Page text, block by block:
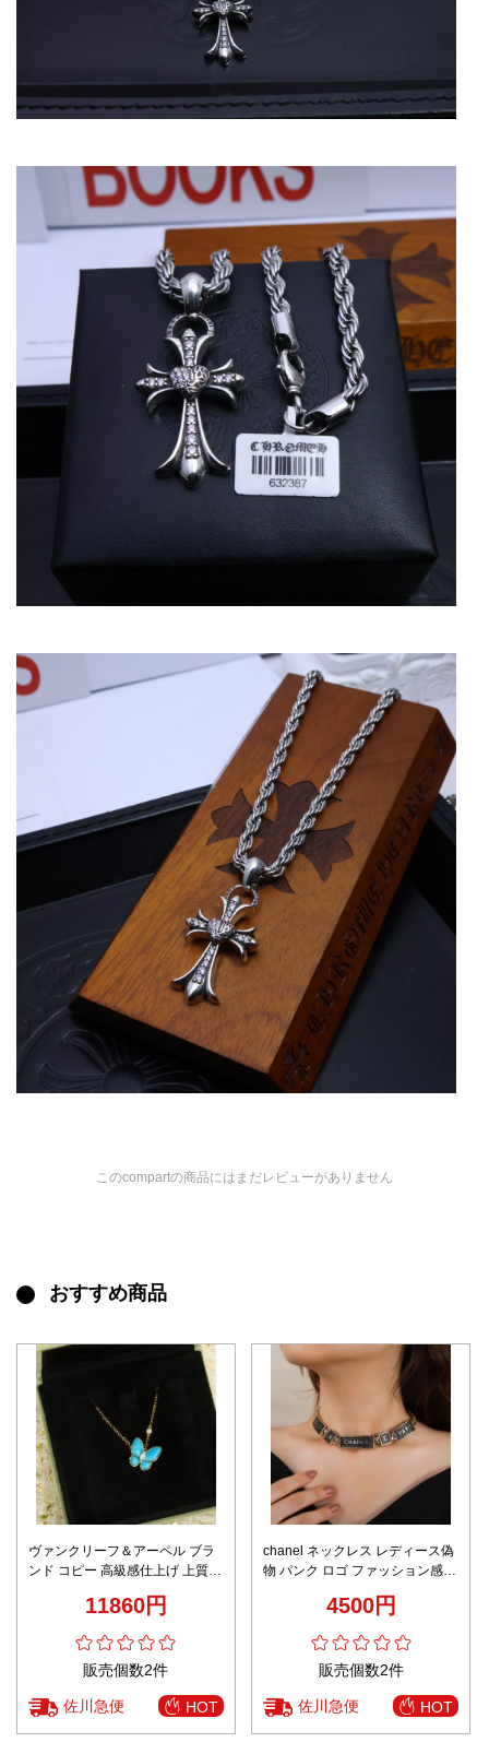
このcompartの商品にはまだレビューがありません
おすすめ商品
ヴァンクリーフ＆アーペル ブラ
ンド コピー 高級感仕上げ 上質感
11860円
販売個数2件
佐川急便 HOT
chanel ネックレス レディース偽
物 パンク ロゴ ファッション感
4500円
販売個数2件
佐川急便 HOT